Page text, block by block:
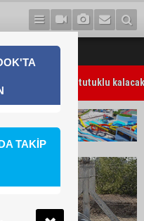
7 gün daha tutuklu kalacak
TAKİP